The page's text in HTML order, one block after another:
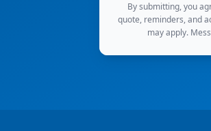
By submitting, you
quote, reminders, and
may apply.